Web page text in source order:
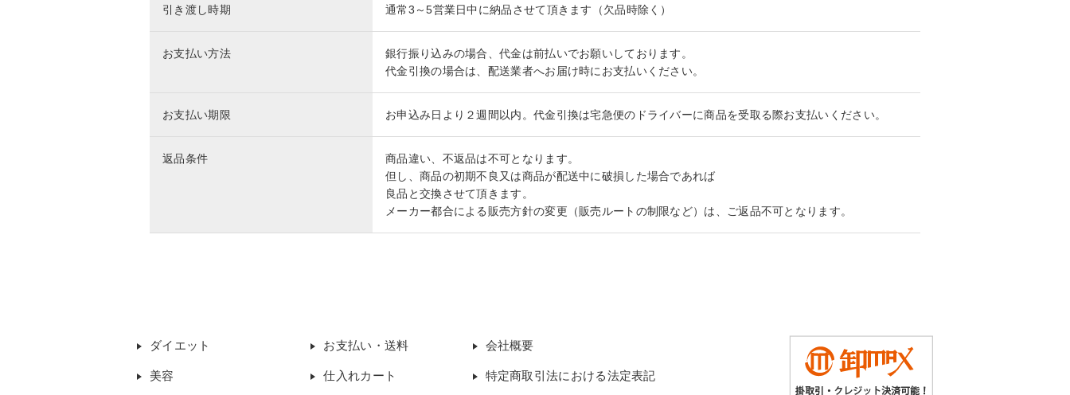
引き渡し時期 通常3～5営業日中に納品させて頂きます（欠品時除く）
お支払い方法
銀行振り込みの場合、代金は前払いでお願いしております。
代金引換の場合は、配送業者へお届け時にお支払いください。
お支払い期限 お申込み日より２週間以内。代金引換は宅急便のドライバーに商品を受取る際お支払いください。
返品条件
商品違い、不返品は不可となります。
但し、商品の初期不良又は商品が配送中に破損した場合であれば
良品と交換させて頂きます。
メーカー都合による販売方針の変更（販売ルートの制限など）は、ご返品不可となります。
ダイエット
美容
お支払い・送料
仕入れカート
会社概要
特定商取引法における法定表記